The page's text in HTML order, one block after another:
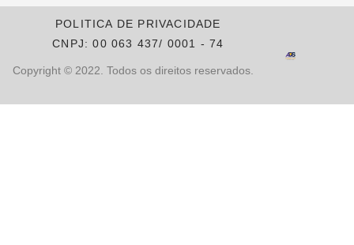
POLITICA DE PRIVACIDADE
CNPJ: 00 063 437/ 0001 - 74
Copyright © 2022. Todos os direitos reservados.